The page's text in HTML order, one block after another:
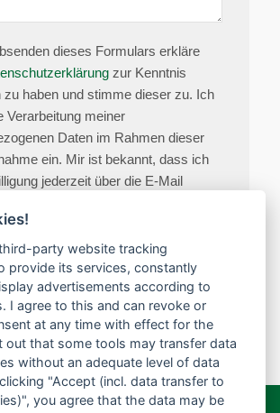
dieses Formulars erkläre
zur Kenntnis
zu haben und stimme dieser zu. Ich
Verarbeitung meiner
Daten im Rahmen dieser
ein. Mir ist bekannt, dass ich
jederzeit über die E-Mail
party website tracking
provide its services, constantly
advertisements according to
I agree to this and can revoke or
at any time with effect for the
out that some tools may transfer data
without an adequate level of data
"Accept (incl. data transfer to
you agree that the data may be